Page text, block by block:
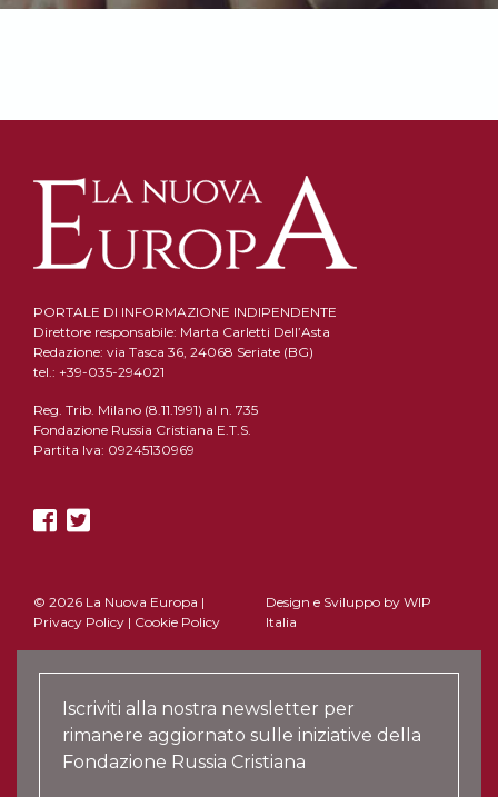
PORTALE DI INFORMAZIONE INDIPENDENTE
Direttore responsabile: Marta Carletti Dell’Asta
Redazione: via Tasca 36, 24068 Seriate (BG)
tel.: +39-035-294021
Reg. Trib. Milano (8.11.1991) al n. 735
Fondazione Russia Cristiana E.T.S.
Partita Iva: 09245130969
© 2026 La Nuova Europa |
Privacy Policy | Cookie Policy
Design e Sviluppo by WIP
Italia
Iscriviti alla nostra newsletter per
rimanere aggiornato sulle iniziative della
Fondazione Russia Cristiana